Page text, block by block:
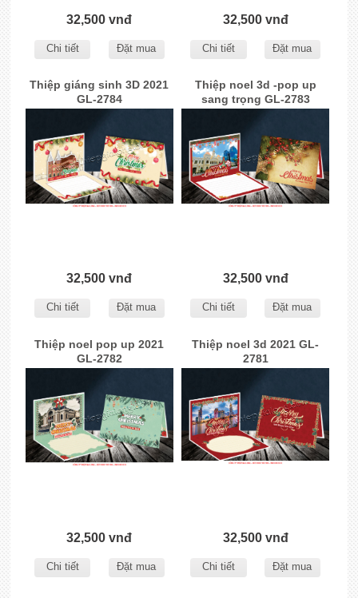
32,500 vnđ
Chi tiết Đặt mua
32,500 vnđ
Chi tiết Đặt mua
Thiệp giáng sinh 3D 2021
GL-2784
32,500 vnđ
Chi tiết Đặt mua
Thiệp noel 3d -pop up
sang trọng GL-2783
32,500 vnđ
Chi tiết Đặt mua
Thiệp noel pop up 2021
GL-2782
32,500 vnđ
Chi tiết Đặt mua
Thiệp noel 3d 2021 GL-
2781
32,500 vnđ
Chi tiết Đặt mua